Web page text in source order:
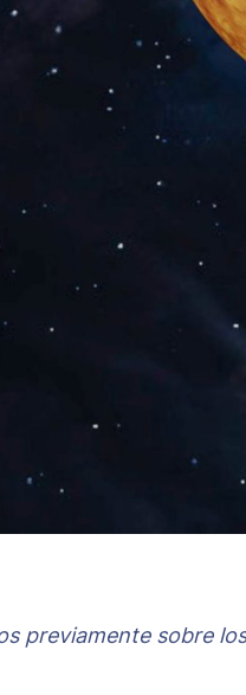
previamente sobre